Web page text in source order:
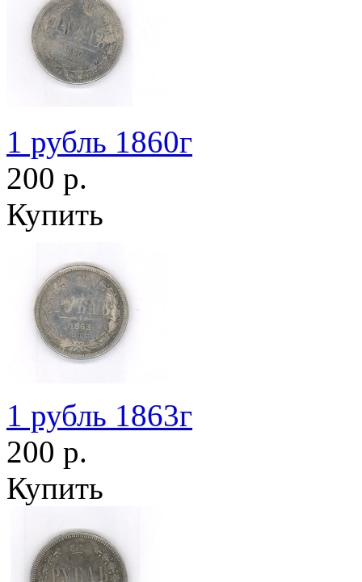
1 рубль 1860г
200 р.
Купить
1 рубль 1863г
200 р.
Купить